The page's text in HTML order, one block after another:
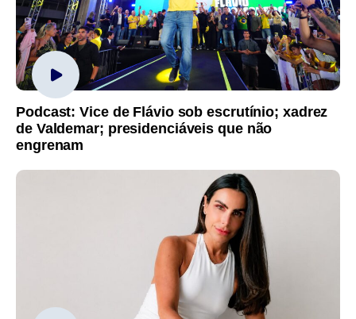
Podcast: Vice de Flávio sob escrutínio; xadrez
de Valdemar; presidenciáveis que não
engrenam